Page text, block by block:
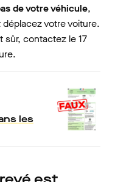
de votre véhicule,
votre voiture.
sûr, contactez le 17
les